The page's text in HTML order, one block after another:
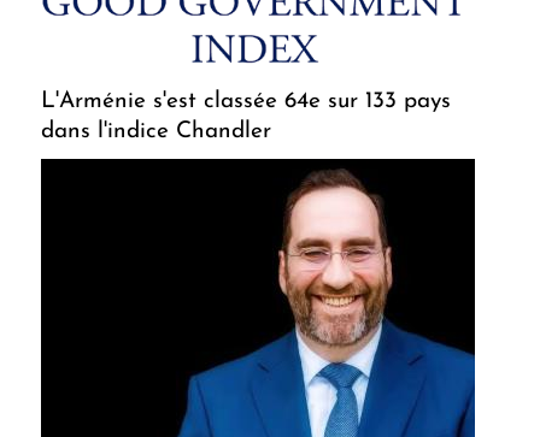
L'Arménie s'est classée 64e sur 133 pays
dans l'indice Chandler